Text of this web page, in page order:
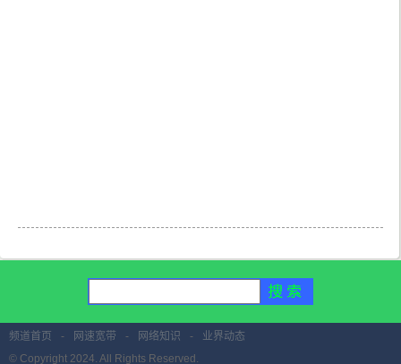
频道首页 - 网速宽带 - 网络知识 -
业界动态
© Copyright 2024. All Rights Reserved.